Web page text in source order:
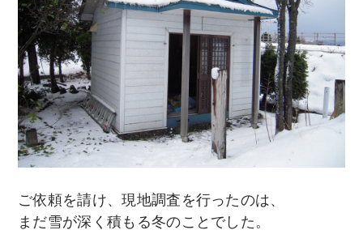
ご依頼を請け、現地調査を行ったのは、
まだ雪が深く積もる冬のことでした。